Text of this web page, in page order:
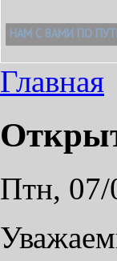
Главная
Птн, 07/